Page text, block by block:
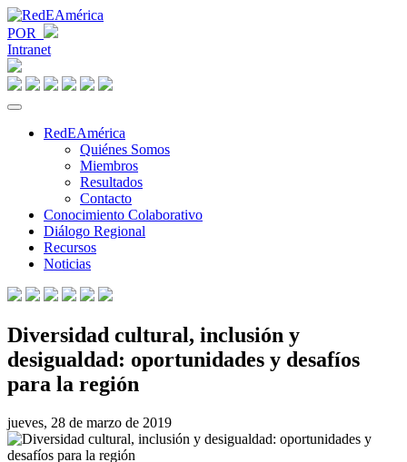
POR
Intranet
RedEAmérica
Quiénes Somos
Miembros
Resultados
Contacto
Conocimiento Colaborativo
Diálogo Regional
Recursos
Noticias
Diversidad cultural, inclusión y
desigualdad: oportunidades y desafíos
para la región
jueves, 28 de marzo de 2019